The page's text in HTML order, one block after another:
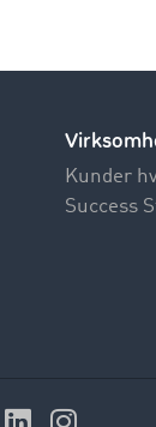
Kunder
Success